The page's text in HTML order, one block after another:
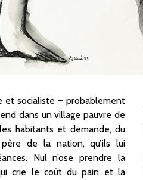
et socialiste – probablement
dans un village pauvre de
habitants et demande, du
de la nation, qu’ils lui
Nul n’ose prendre la
crie le coût du pain et la
par un sniper de l’armée
l’une des plus fameuses
et arabes : sa voix – et sa
Abu Akl, al-Jazeera,
des générations de
Jeune reporter durant la